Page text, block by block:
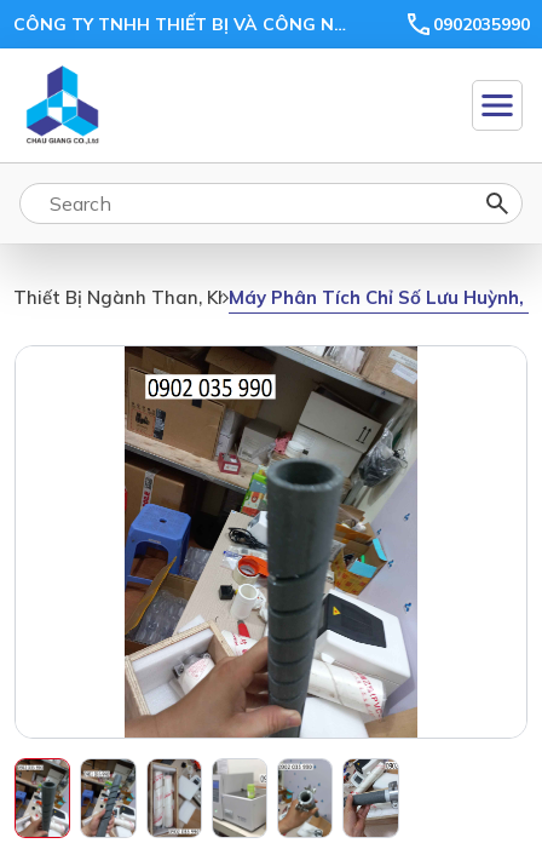
CÔNG TY TNHH THIẾT BỊ VÀ CÔNG NGHỆ CHÂU GIANG 0902035990
Thiết Bị Ngành Than, Khoáng Sản, Ceramic, Xi Măng
Máy Phân Tích Chỉ Số Lưu Huỳnh,